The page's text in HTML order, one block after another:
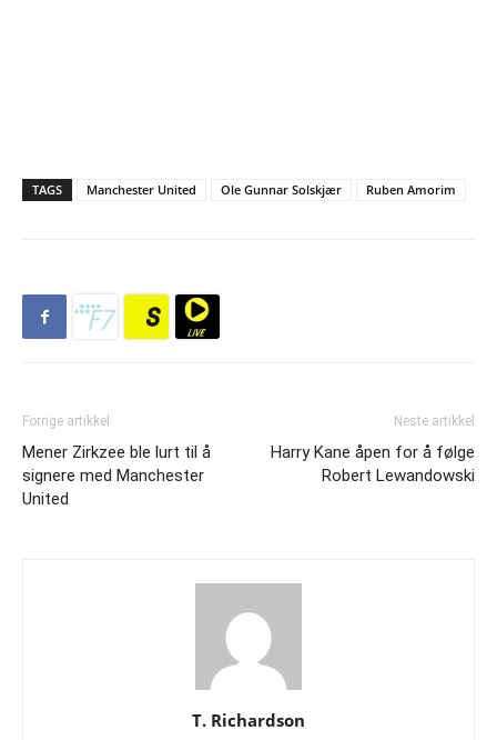
TAGS Manchester United Ole Gunnar Solskjær Ruben Amorim
Forrige artikkel
Mener Zirkzee ble lurt til å
signere med Manchester
United
Neste artikkel
Harry Kane åpen for å følge
Robert Lewandowski
T. Richardson